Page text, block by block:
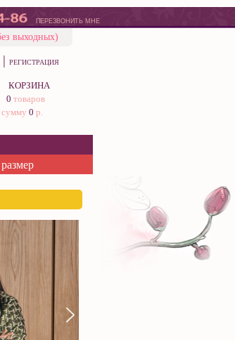
ПЕРЕЗВОНИТЬ МНЕ
выходных)
| РЕГИСТРАЦИЯ
КОРЗИНА
0 товаров
сумму 0 р.